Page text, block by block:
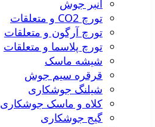
انبر جوش
تورچ CO2 و متعلقات
تورچ آرگون و متعلقات
تورچ پلاسما و متعلقات
شیشه ماسک
قرقره سیم جوش
شیلنگ جوشکاری
کلاه و ماسک جوشکاری
گیج جوشکاری